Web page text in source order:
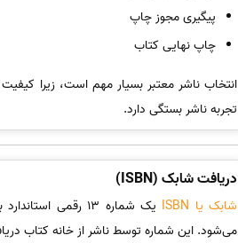
پیگیری مجوز چاپ
چاپ نهایی کتاب
انتخاب ناشر معتبر بسیار مهم است، زیرا
تجربه ناشر بستگی دارد.
دریافت شابک (ISBN)
شابک یا ISBN
یک شماره 13 رقمی
می‌شود. این شماره توسط ناشر از خانه کتاب